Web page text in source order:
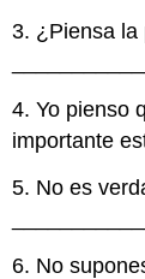
3. ¿Piensa la
4. Yo pienso
importante
5. No es
6. No